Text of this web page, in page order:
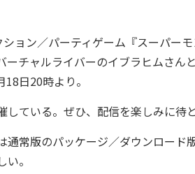
ン／パーティゲーム『スーパー
ーチャルライバーのイブラヒムさん
日20時より。
ている。ぜひ、配信を楽しみに待と
常版のパッケージ／ダウンロード
。